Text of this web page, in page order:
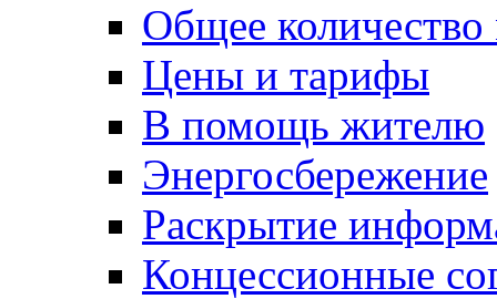
Общее
Цены и тарифы
В помощь жителю
Энергосбережение
Раскрытие
Концессионные